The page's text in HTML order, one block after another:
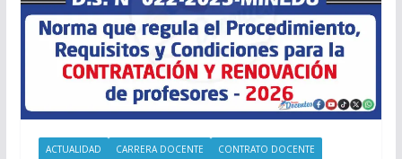
ACTUALIDAD CARRERA DOCENTE CONTRATO DOCENTE